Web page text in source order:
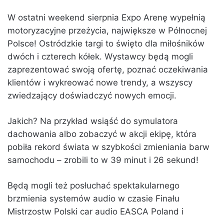
W ostatni weekend sierpnia Expo Arenę wypełnią
motoryzacyjne przeżycia, największe w Północnej
Polsce! Ostródzkie targi to święto dla miłośników
dwóch i czterech kółek. Wystawcy będą mogli
zaprezentować swoją ofertę, poznać oczekiwania
klientów i wykreować nowe trendy, a wszyscy
zwiedzający doświadczyć nowych emocji.
Jakich? Na przykład wsiąść do symulatora
dachowania albo zobaczyć w akcji ekipę, która
pobiła rekord świata w szybkości zmieniania barw
samochodu – zrobili to w 39 minut i 26 sekund!
Będą mogli też posłuchać spektakularnego
brzmienia systemów audio w czasie Finału
Mistrzostw Polski car audio EASCA Poland i